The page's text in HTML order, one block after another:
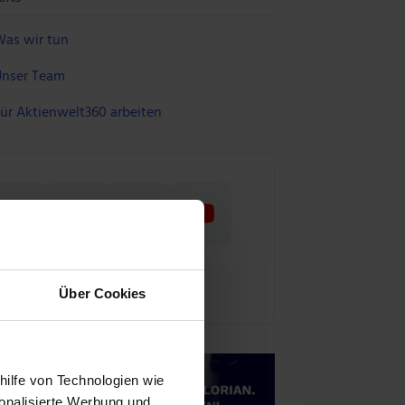
Über Cookies
von Technologien wie
Werbung und
wir tun
Team
Aktienwelt360 arbeiten